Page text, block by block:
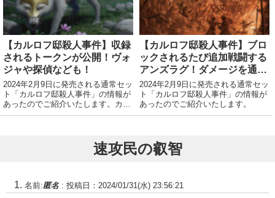
【カルロフ邸殺人事件】収録
されるトークンが公開！ヴォ
ジャや探偵なども！
2024年2月9日に発売される通常セッ
ト「カルロフ邸殺人事件」の情報が
あったのでご紹介いたします。カー
ドイメージギャラリー収録トークン
【カルロフ邸殺人事件】ブロ
ックされるたび追加戦闘する
アンズラグ！ダメージを通す
と全体火力を放つドラゴン！
呪文を墓地で払うスフィンク
ス探偵！ほか
2024年2月9日に発売される通常セッ
ト「カルロフ邸殺人事件」の情報が
あったのでご紹介いたします。
速攻民の叡智
名前:匿名 : 投稿日：2024/01/31(水) 23:56:21